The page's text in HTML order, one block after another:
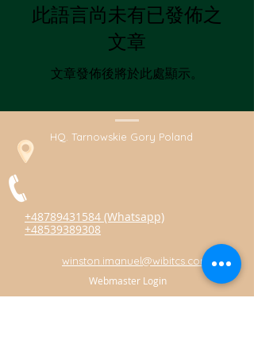
此語言尚未有已發佈之
文章
文章發佈後將於此處顯示。
HQ. Tarnowskie Gory Poland
+48789431584 (Whatsapp)
+48539389308
winston.imanuel@wibitcs.com
Webmaster Login